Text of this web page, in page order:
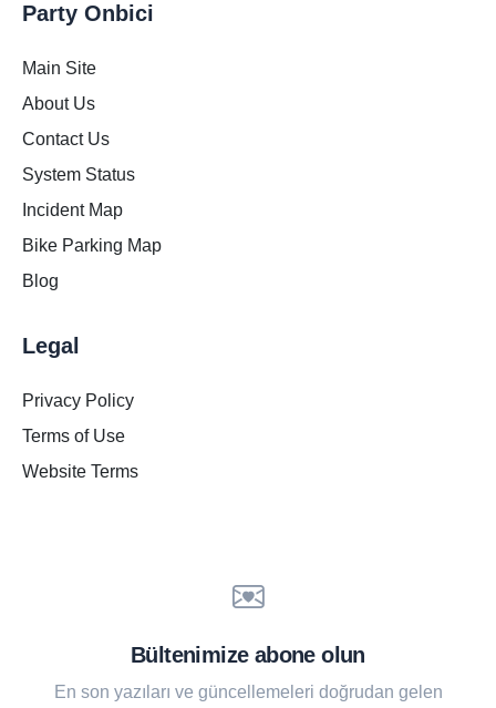
Party Onbici
Main Site
About Us
Contact Us
System Status
Incident Map
Bike Parking Map
Blog
Legal
Privacy Policy
Terms of Use
Website Terms
Bültenimize abone olun
En son yazıları ve güncellemeleri doğrudan gelen